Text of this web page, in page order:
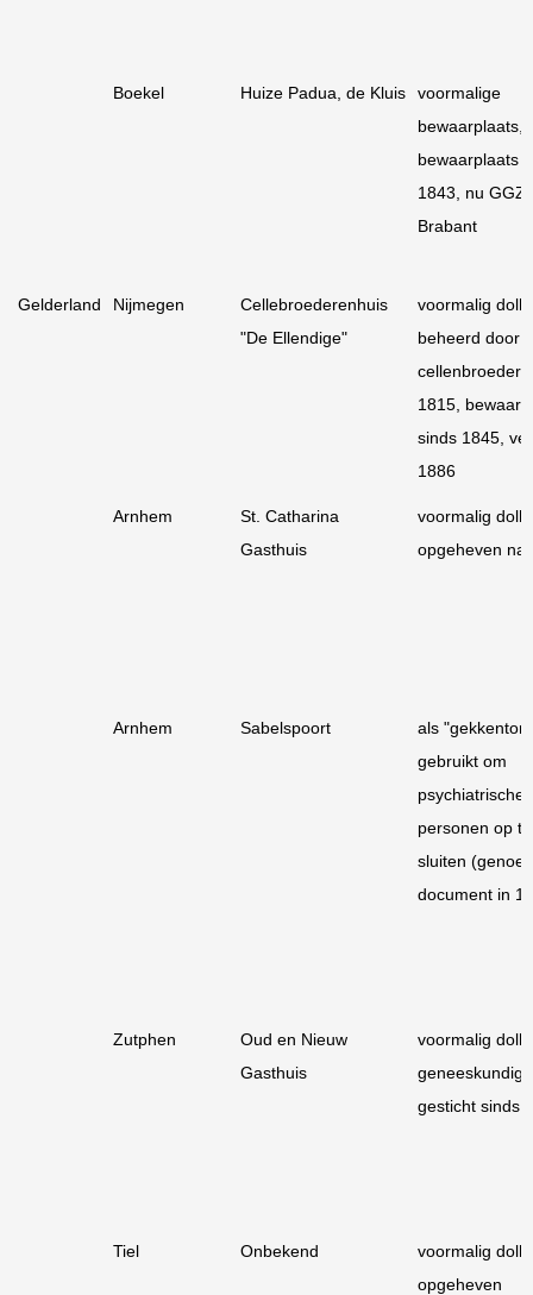
Boekel Huize Padua, de Kluis
voormalige
bewaarplaats,
bewaarplaats
1843, nu GGZ
Brabant
Gelderland Nijmegen
Cellebroederenhuis
"De Ellendige"
voormalig
beheerd door
cellenbroeders
1815,
sinds 1845,
1886
Arnhem
St. Catharina
Gasthuis
voormalig
opgeheven na
Arnhem Sabelspoort
als
gebruikt om
psychiatrische
personen op te
sluiten
document in
Zutphen
Oud en Nieuw
Gasthuis
voormalig
geneeskundig
gesticht sinds
Tiel Onbekend
voormalig
opgeheven